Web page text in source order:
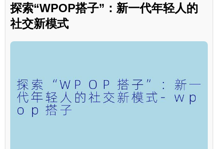
探索“WPOP搭子”：新一代年轻人的
社交新模式